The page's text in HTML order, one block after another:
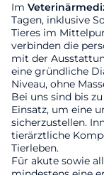
Im
Tagen, inklusive
Tieres im
verbinden die
mit der
eine gründliche
Niveau, ohne
Bei uns sind bis
Einsatz, um eine
sicherzustellen.
tierärztliche
Tierleben.
Für akute sowie